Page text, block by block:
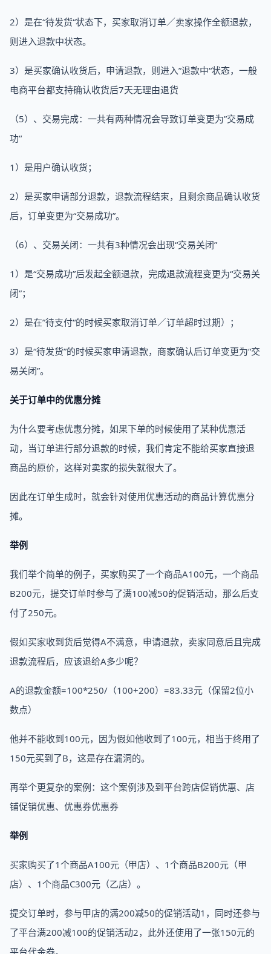
2）是在“待发货“状态下，买家取消订单／卖家操作全额退款，
则进入退款中状态。
3）是买家确认收货后，申请退款，则进入”退款中“状态，一般
电商平台都支持确认收货后7天无理由退货
（5）、交易完成：一共有两种情况会导致订单变更为”交易成
功“
1）是用户确认收货；
2）是买家申请部分退款，退款流程结束，且剩余商品确认收货
后，订单变更为“交易成功”。
（6）、交易关闭：一共有3种情况会出现“交易关闭”
1）是“交易成功”后发起全额退款，完成退款流程变更为“交易关
闭”；
2）是在”待支付“的时候买家取消订单／订单超时过期）；
3）是“待发货”的时候买家申请退款，商家确认后订单变更为“交
易关闭”。
关于订单中的优惠分摊
为什么要考虑优惠分摊，如果下单的时候使用了某种优惠活
动，当订单进行部分退款的时候，我们肯定不能给买家直接退
商品的原价，这样对卖家的损失就很大了。
因此在订单生成时，就会针对使用优惠活动的商品计算优惠分
摊。
举例
我们举个简单的例子，买家购买了一个商品A100元，一个商品
B200元，提交订单时参与了满100减50的促销活动，那么后支
付了250元。
假如买家收到货后觉得A不满意，申请退款，卖家同意后且完成
退款流程后，应该退给A多少呢？
A的退款金额=100*250/（100+200）=83.33元（保留2位小
数点）
他并不能收到100元，因为假如他收到了100元，相当于终用了
150元买到了B，这是存在漏洞的。
再举个更复杂的案例：这个案例涉及到平台跨店促销优惠、店
铺促销优惠、优惠券优惠券
举例
买家购买了1个商品A100元（甲店）、1个商品B200元（甲
店）、1个商品C300元（乙店）。
提交订单时，参与甲店的满200减50的促销活动1，同时还参与
了平台满200减100的促销活动2，此外还使用了一张150元的